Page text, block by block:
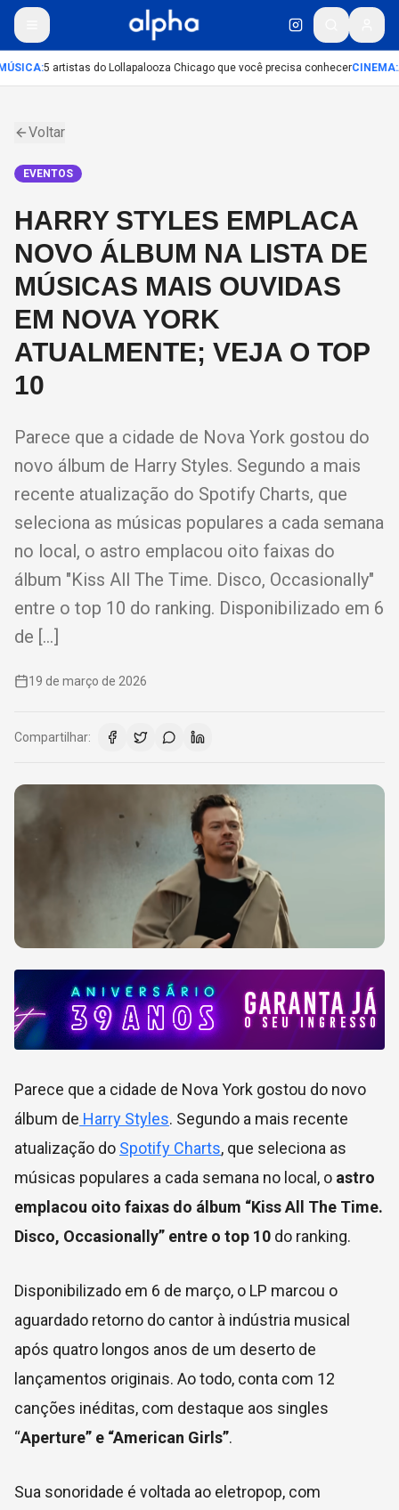
:5 artistas do Lollapalooza Chicago que você precisa conhecerCINEMA:
Voltar
EVENTOS
HARRY STYLES EMPLACA
NOVO ÁLBUM NA LISTA DE
MÚSICAS MAIS OUVIDAS
EM NOVA YORK
ATUALMENTE; VEJA O TOP
10
Parece que a cidade de Nova York gostou do
novo álbum de Harry Styles. Segundo a mais
recente atualização do Spotify Charts, que
seleciona as músicas populares a cada semana
no local, o astro emplacou oito faixas do
álbum "Kiss All The Time. Disco, Occasionally"
entre o top 10 do ranking. Disponibilizado em 6
de […]
19 de março de 2026
Compartilhar:
Parece que a cidade de Nova York gostou do novo
álbum de Harry Styles. Segundo a mais recente
atualização do Spotify Charts, que seleciona as
músicas populares a cada semana no local, o astro
emplacou oito faixas do álbum “Kiss All The Time.
Disco, Occasionally” entre o top 10 do ranking.
Disponibilizado em 6 de março, o LP marcou o
aguardado retorno do cantor à indústria musical
após quatro longos anos de um deserto de
lançamentos originais. Ao todo, conta com 12
canções inéditas, com destaque aos singles
“Aperture” e “American Girls”.
Sua sonoridade é voltada ao eletropop, com